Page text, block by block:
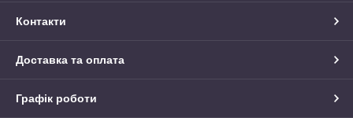
Контакти
Доставка та оплата
Графік роботи